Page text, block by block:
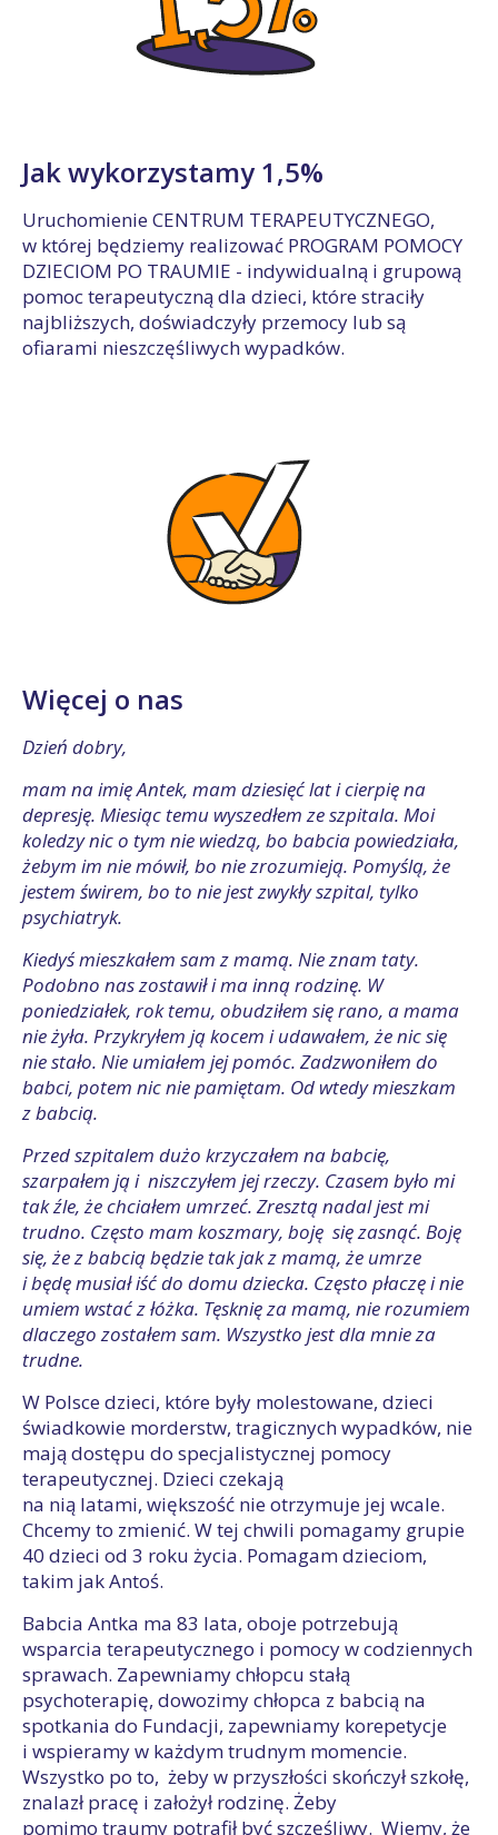
Jak wykorzystamy 1,5%
Uruchomienie CENTRUM TERAPEUTYCZNEGO,
w której będziemy realizować PROGRAM POMOCY
DZIECIOM PO TRAUMIE - indywidualną i grupową
pomoc terapeutyczną dla dzieci, które straciły
najbliższych, doświadczyły przemocy lub są
ofiarami nieszczęśliwych wypadków.
Więcej o nas
Dzień dobry,
mam na imię Antek, mam dziesięć lat i cierpię na
depresję. Miesiąc temu wyszedłem ze szpitala. Moi
koledzy nic o tym nie wiedzą, bo babcia powiedziała,
żebym im nie mówił, bo nie zrozumieją. Pomyślą, że
jestem świrem, bo to nie jest zwykły szpital, tylko
psychiatryk.
Kiedyś mieszkałem sam z mamą. Nie znam taty.
Podobno nas zostawił i ma inną rodzinę. W
poniedziałek, rok temu, obudziłem się rano, a mama
nie żyła. Przykryłem ją kocem i udawałem, że nic się
nie stało. Nie umiałem jej pomóc. Zadzwoniłem do
babci, potem nic nie pamiętam. Od wtedy mieszkam
z babcią.
Przed szpitalem dużo krzyczałem na babcię,
szarpałem ją i niszczyłem jej rzeczy. Czasem było mi
tak źle, że chciałem umrzeć. Zresztą nadal jest mi
trudno. Często mam koszmary, boję się zasnąć. Boję
się, że z babcią będzie tak jak z mamą, że umrze
i będę musiał iść do domu dziecka. Często płaczę i nie
umiem wstać z łóżka. Tęsknię za mamą, nie rozumiem
dlaczego zostałem sam. Wszystko jest dla mnie za
trudne.
W Polsce dzieci, które były molestowane, dzieci
świadkowie morderstw, tragicznych wypadków, nie
mają dostępu do specjalistycznej pomocy
terapeutycznej. Dzieci czekają
na nią latami, większość nie otrzymuje jej wcale.
Chcemy to zmienić. W tej chwili pomagamy grupie
40 dzieci od 3 roku życia. Pomagam dzieciom,
takim jak Antoś.
Babcia Antka ma 83 lata, oboje potrzebują
wsparcia terapeutycznego i pomocy w codziennych
sprawach. Zapewniamy chłopcu stałą
psychoterapię, dowozimy chłopca z babcią na
spotkania do Fundacji, zapewniamy korepetycje
i wspieramy w każdym trudnym momencie.
Wszystko po to, żeby w przyszłości skończył szkołę,
znalazł pracę i założył rodzinę. Żeby
pomimo traumy potrafił być szczęśliwy. Wiemy, że